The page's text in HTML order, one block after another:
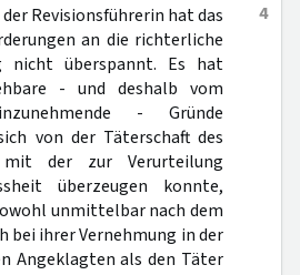
4
Revisionsführerin hat das
an die richterliche
nicht überspannt. Es hat
- und deshalb vom
- Gründe
von der Täterschaft des
der zur Verurteilung
überzeugen konnte,
unmittelbar nach dem
bei ihrer Vernehmung in der
Angeklagten als den Täter